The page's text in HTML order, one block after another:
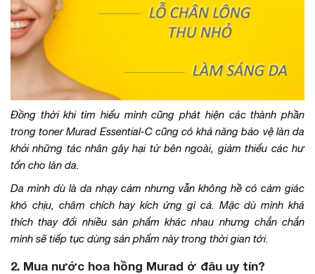
Đồng thời khi tìm hiểu mình cũng phát hiện các thành phần
trong toner Murad Essential-C cũng có khả năng bảo vệ làn da
khỏi những tác nhân gây hại từ bên ngoài, giảm thiểu các hư
tổn cho làn da.
Da mình dù là da nhạy cảm nhưng vẫn không hề có cảm giác
khó chịu, châm chích hay kích ứng gì cả. Mặc dù mình khá
thích thay đổi nhiều sản phẩm khác nhau nhưng chắn chắn
mình sẽ tiếp tục dùng sản phẩm này trong thời gian tới.
2. Mua nước hoa hồng Murad ở đâu uy tín?